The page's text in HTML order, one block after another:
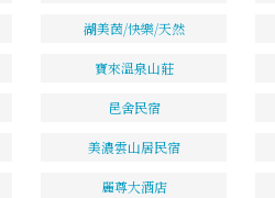
湖美茵/快樂/天然
寶來溫泉山莊
邑舍民宿
美濃雲山居民宿
麗尊大酒店